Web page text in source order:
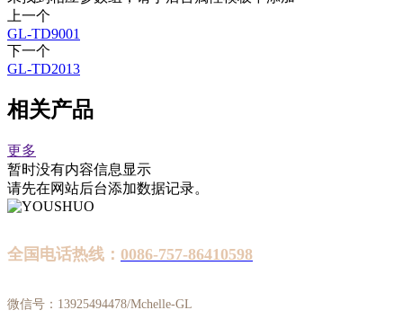
上一个
GL-TD9001
下一个
GL-TD2013
相关产品
更多
暂时没有内容信息显示
请先在网站后台添加数据记录。
全国电话热线： 0086-757-86410598
微信号：13925494478/Mchelle-GL